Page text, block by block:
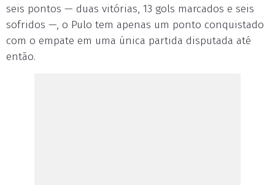
seis pontos — duas vitórias, 13 gols marcados e seis
sofridos —, o Pulo tem apenas um ponto conquistado
com o empate em uma única partida disputada até
então.